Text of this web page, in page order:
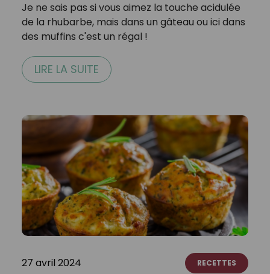
Je ne sais pas si vous aimez la touche acidulée
de la rhubarbe, mais dans un gâteau ou ici dans
des muffins c'est un régal !
LIRE LA SUITE
27 avril 2024 RECETTES